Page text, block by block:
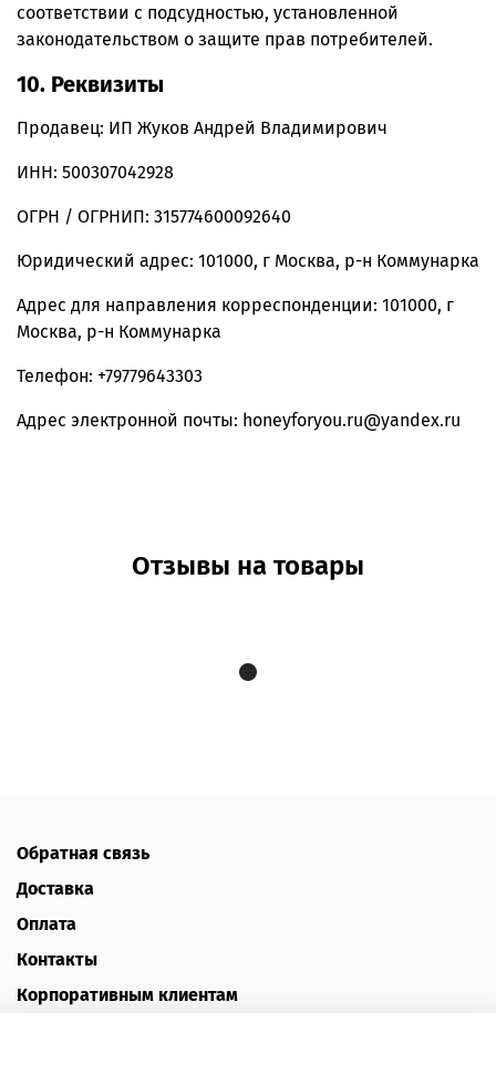
соответствии с подсудностью, установленной
законодательством о защите прав потребителей.
10. Реквизиты
Продавец: ИП Жуков Андрей Владимирович
ИНН: 500307042928
ОГРН / ОГРНИП: 315774600092640
Юридический адрес: 101000, г Москва, р-н Коммунарка
Адрес для направления корреспонденции: 101000, г
Москва, р-н Коммунарка
Телефон: +79779643303
Адрес электронной почты: honeyforyou.ru@yandex.ru
Отзывы на товары
Обратная связь
Доставка
Оплата
Контакты
Корпоративным клиентам